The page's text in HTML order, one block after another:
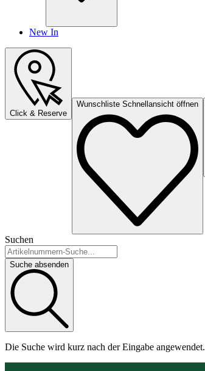
New In
Click & Reserve
Wunschliste Schnellansicht öffnen
Suchen
Suche absenden
Die Suche wird kurz nach der Eingabe angewendet.